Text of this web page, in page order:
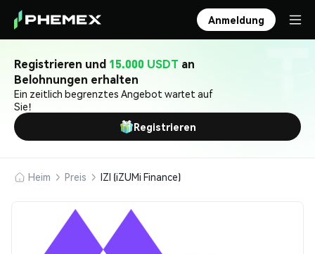
Anmeldung
Registrieren und 15.000 USDT an
Belohnungen erhalten
Ein zeitlich begrenztes Angebot wartet auf
Sie!
Registrieren
Heim Preis IZI (iZUMi Finance)